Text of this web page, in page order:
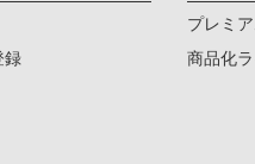
録
プレミ
商品化